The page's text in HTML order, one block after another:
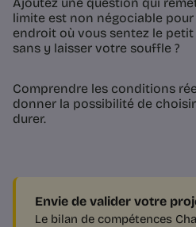
limite est non négociable
endroit où vous sentez le
sans y laisser votre souffle ?
Comprendre les conditions
donner la possibilité de
durer.
Envie de valider votre
Le bilan de compétences